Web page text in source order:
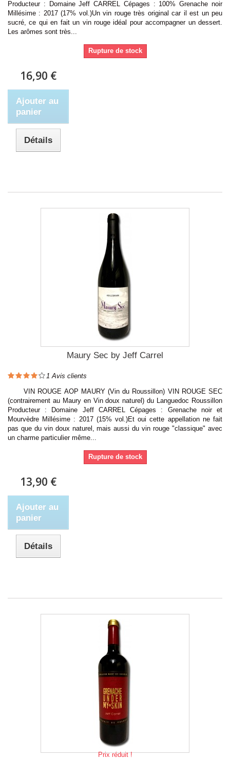
Producteur : Domaine Jeff CARREL Cépages : 100% Grenache noir
Millésime : 2017 (17% vol.)Un vin rouge très original car il est un peu
sucré, ce qui en fait un vin rouge idéal pour accompagner un dessert.
Les arômes sont très...
Rupture de stock
16,90 €
Ajouter au
panier
Détails
Maury Sec by Jeff Carrel
1 Avis clients
VIN ROUGE AOP MAURY (Vin du Roussillon) VIN ROUGE SEC
(contrairement au Maury en Vin doux naturel) du Languedoc Roussillon
Producteur : Domaine Jeff CARREL Cépages : Grenache noir et
Mourvèdre Millésime : 2017 (15% vol.)Et oui cette appellation ne fait
pas que du vin doux naturel, mais aussi du vin rouge "classique" avec
un charme particulier même...
Rupture de stock
13,90 €
Ajouter au
panier
Détails
Prix réduit !